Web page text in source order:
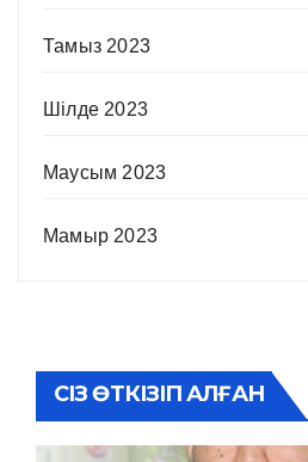
Тамыз 2023
Шілде 2023
Маусым 2023
Мамыр 2023
СІЗ ӨТКІЗІП АЛҒАН